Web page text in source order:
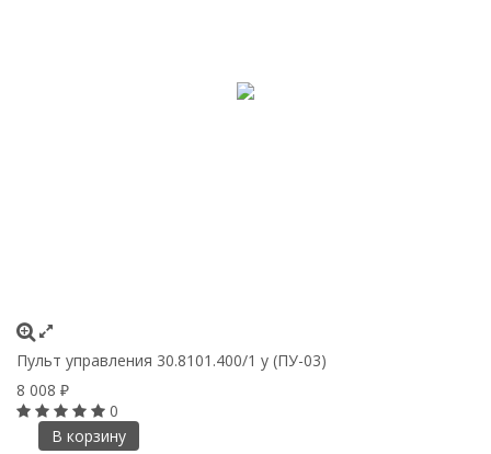
Пульт управления 30.8101.400/1 у (ПУ-03)
8 008 ₽
0
В корзину